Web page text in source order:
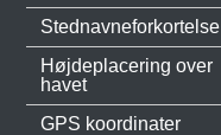
Stednavneforkortelse
Højdeplacering over
havet
GPS koordinater